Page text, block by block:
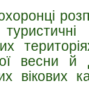
весни й
вікових